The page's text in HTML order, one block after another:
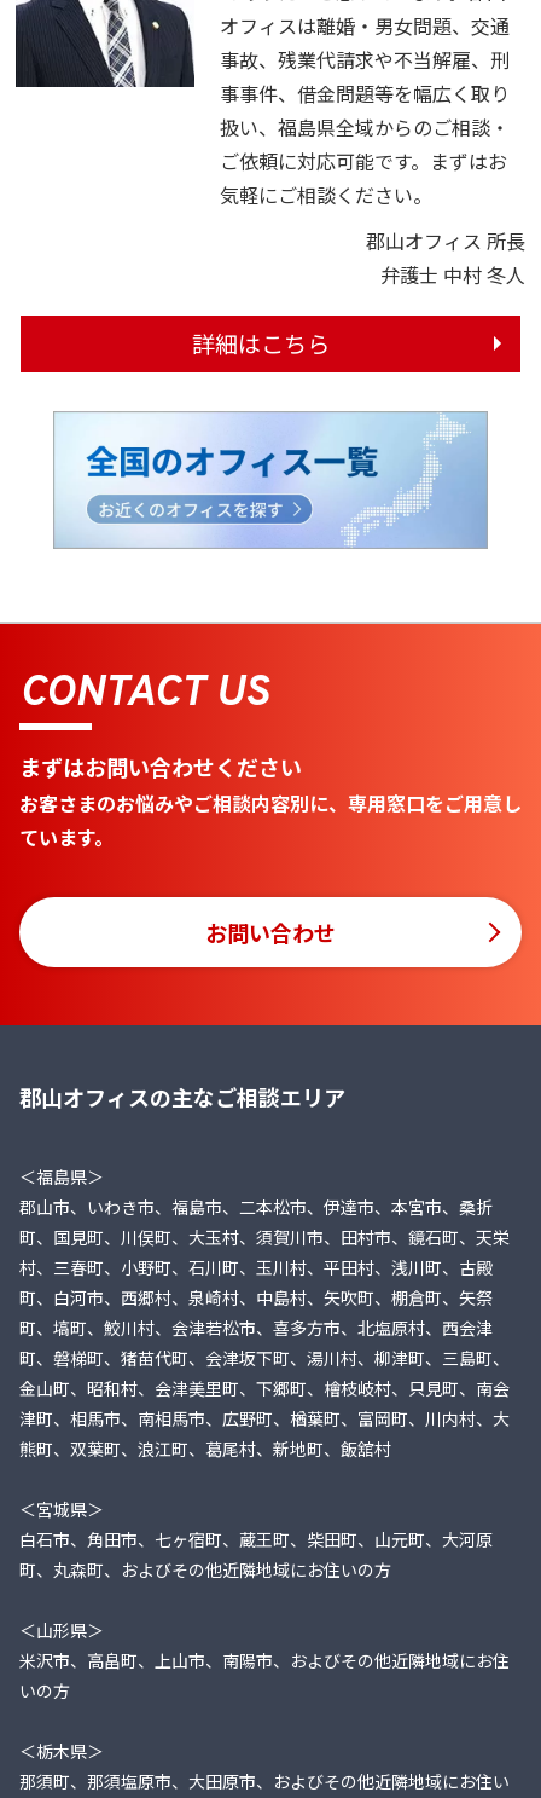
オフィスは離婚・男女問題、交通
事故、残業代請求や不当解雇、刑
事事件、借金問題等を幅広く取り
扱い、福島県全域からのご相談・
ご依頼に対応可能です。まずはお
気軽にご相談ください。
郡山オフィス 所長
弁護士 中村 冬人
詳細はこちら
CONTACT US
まずはお問い合わせください
お客さまのお悩みやご相談内容別に、専用窓口をご用意し
ています。
お問い合わせ
郡山オフィスの主なご相談エリア
＜福島県＞
郡山市、いわき市、福島市、二本松市、伊達市、本宮市、桑折
町、国見町、川俣町、大玉村、須賀川市、田村市、鏡石町、天栄
村、三春町、小野町、石川町、玉川村、平田村、浅川町、古殿
町、白河市、西郷村、泉崎村、中島村、矢吹町、棚倉町、矢祭
町、塙町、鮫川村、会津若松市、喜多方市、北塩原村、西会津
町、磐梯町、猪苗代町、会津坂下町、湯川村、柳津町、三島町、
金山町、昭和村、会津美里町、下郷町、檜枝岐村、只見町、南会
津町、相馬市、南相馬市、広野町、楢葉町、富岡町、川内村、大
熊町、双葉町、浪江町、葛尾村、新地町、飯舘村
＜宮城県＞
白石市、角田市、七ヶ宿町、蔵王町、柴田町、山元町、大河原
町、丸森町、およびその他近隣地域にお住いの方
＜山形県＞
米沢市、高畠町、上山市、南陽市、およびその他近隣地域にお住
いの方
＜栃木県＞
那須町、那須塩原市、大田原市、およびその他近隣地域にお住い